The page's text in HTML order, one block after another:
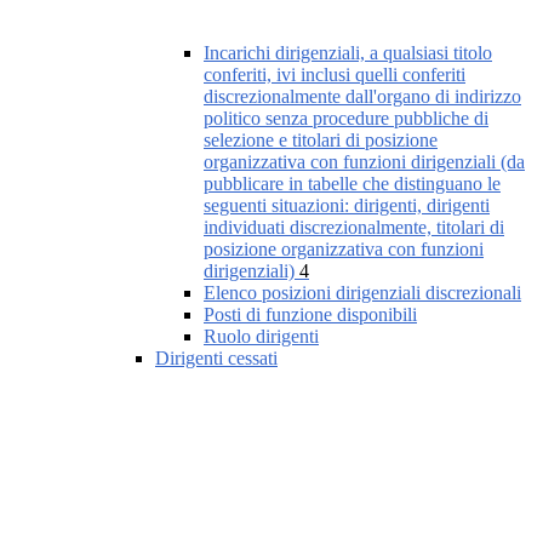
Incarichi dirigenziali, a qualsiasi titolo
conferiti, ivi inclusi quelli conferiti
discrezionalmente dall'organo di indirizzo
politico senza procedure pubbliche di
selezione e titolari di posizione
organizzativa con funzioni dirigenziali (da
pubblicare in tabelle che distinguano le
seguenti situazioni: dirigenti, dirigenti
individuati discrezionalmente, titolari di
posizione organizzativa con funzioni
dirigenziali) 4
Elenco posizioni dirigenziali discrezionali
Posti di funzione disponibili
Ruolo dirigenti
Dirigenti cessati